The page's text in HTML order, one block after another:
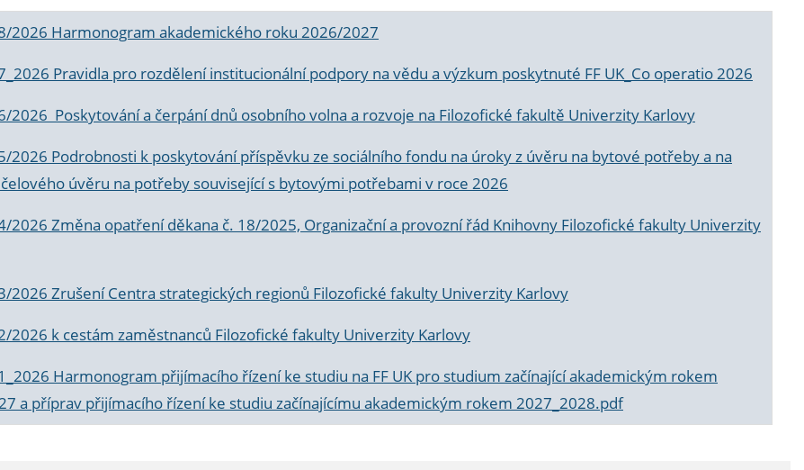
2026 Harmonogram akademického roku 2026/2027
Pravidla pro rozdělení institucionální podpory na vědu a výzkum poskytnuté FF UK_Co operatio 2026
2026 Poskytování a čerpání dnů osobního volna a rozvoje na Filozofické fakultě Univerzity Karlovy
2026 Podrobnosti k poskytování příspěvku ze sociálního fondu na úroky z úvěru na bytové potřeby a na
úvěru na potřeby související s bytovými potřebami v roce 2026
2026 Změna opatření děkana č. 18/2025, Organizační a provozní řád Knihovny Filozofické fakulty Univerzity
2026 Zrušení Centra strategických regionů Filozofické fakulty Univerzity Karlovy
2026 k cestám zaměstnanců Filozofické fakulty Univerzity Karlovy
Harmonogram přijímacího řízení ke studiu na FF UK pro studium začínající akademickým rokem
a příprav přijímacího řízení ke studiu začínajícímu akademickým rokem 2027_2028.pdf